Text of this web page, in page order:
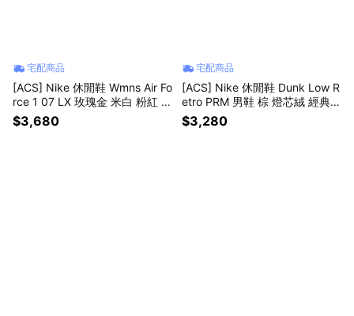
宅配商品
[ACS] Nike 休閒鞋 Wmns Air Fo
rce 1 07 LX 玫瑰金 米白 粉紅 女
鞋 炫雅 小勾 FV8110-181
$3,680
宅配商品
[ACS] Nike 休閒鞋 Dunk Low R
etro PRM 男鞋 棕 燈芯絨 經典 I
B7746-201
$3,280